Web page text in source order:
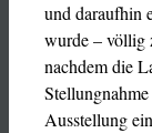
und daraufhin
wurde – völlig
nachdem die
Ausstellung